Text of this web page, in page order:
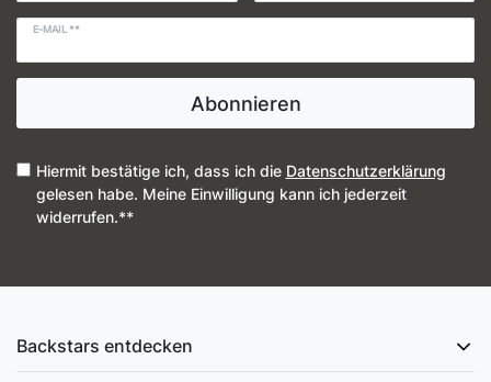
E-MAIL **
Abonnieren
Hiermit bestätige ich, dass ich die Daten­schutz­erklärung
gelesen habe. Meine Einwilligung kann ich jederzeit
widerrufen.**
Backstars entdecken